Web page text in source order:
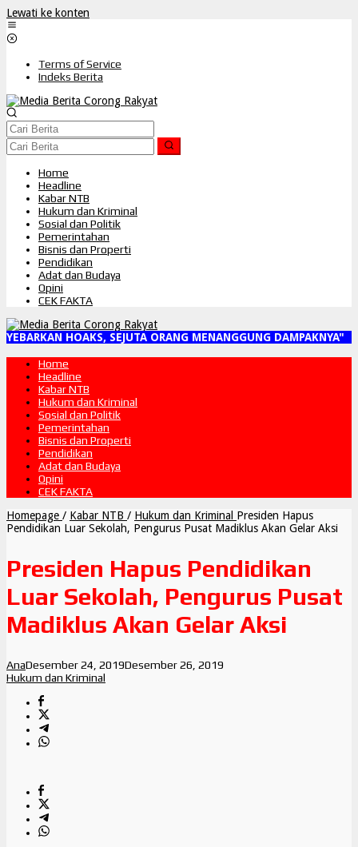
Lewati ke konten
Terms of Service
Indeks Berita
Home
Headline
Kabar NTB
Hukum dan Kriminal
Sosial dan Politik
Pemerintahan
Bisnis dan Properti
Pendidikan
Adat dan Budaya
Opini
CEK FAKTA
HOAKS, SEJUTA ORANG MENANGGUNG DAMPAKNYA"
Home
Headline
Kabar NTB
Hukum dan Kriminal
Sosial dan Politik
Pemerintahan
Bisnis dan Properti
Pendidikan
Adat dan Budaya
Opini
CEK FAKTA
Homepage / Kabar NTB / Hukum dan Kriminal Presiden Hapus
Pendidikan Luar Sekolah, Pengurus Pusat Madiklus Akan Gelar Aksi
Presiden Hapus Pendidikan
Luar Sekolah, Pengurus Pusat
Madiklus Akan Gelar Aksi
AnaDesember 24, 2019Desember 26, 2019
Hukum dan Kriminal